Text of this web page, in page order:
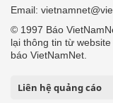
Email:
© 1997 Báo
lại thông tin từ
báo VietNamNet.
Liên hệ quảng cáo